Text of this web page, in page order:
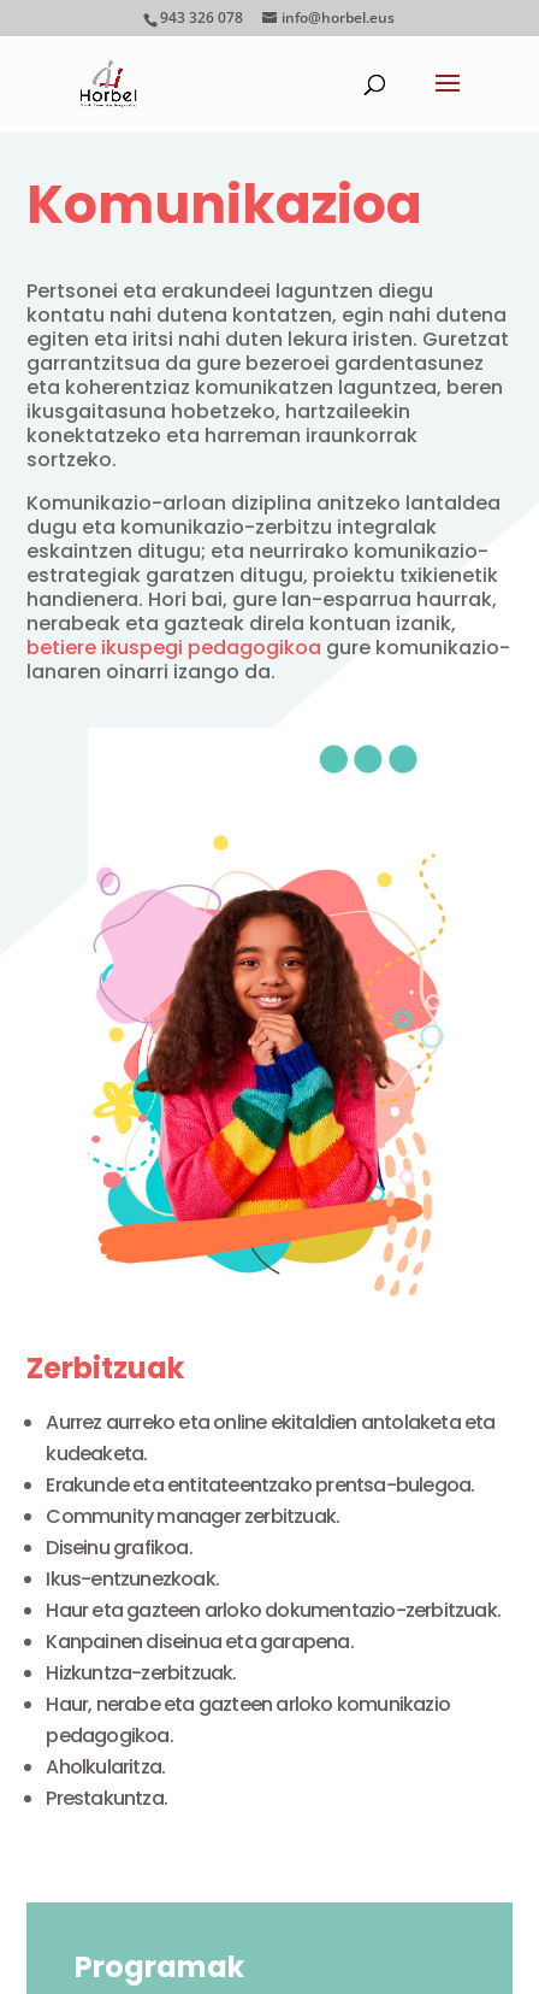
943 326 078 info@horbel.eus
Komunikazioa
Pertsonei eta erakundeei laguntzen diegu
kontatu nahi dutena kontatzen, egin nahi dutena
egiten eta iritsi nahi duten lekura iristen. Guretzat
garrantzitsua da gure bezeroei gardentasunez
eta koherentziaz komunikatzen laguntzea, beren
ikusgaitasuna hobetzeko, hartzaileekin
konektatzeko eta harreman iraunkorrak
sortzeko.
Komunikazio-arloan diziplina anitzeko lantaldea
dugu eta komunikazio-zerbitzu integralak
eskaintzen ditugu; eta neurrirako komunikazio-
estrategiak garatzen ditugu, proiektu txikienetik
handienera. Hori bai, gure lan-esparrua haurrak,
nerabeak eta gazteak direla kontuan izanik,
betiere ikuspegi pedagogikoa gure komunikazio-
lanaren oinarri izango da.
Zerbitzuak
Aurrez aurreko eta online ekitaldien antolaketa eta
kudeaketa.
Erakunde eta entitateentzako prentsa-bulegoa.
Community manager zerbitzuak.
Diseinu grafikoa.
Ikus-entzunezkoak.
Haur eta gazteen arloko dokumentazio-zerbitzuak.
Kanpainen diseinua eta garapena.
Hizkuntza-zerbitzuak.
Haur, nerabe eta gazteen arloko komunikazio
pedagogikoa.
Aholkularitza.
Prestakuntza.
Programak